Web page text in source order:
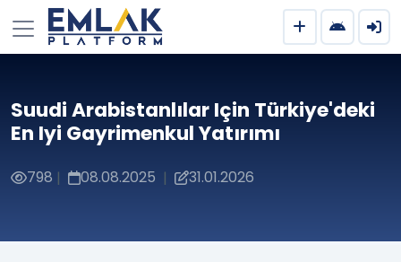
Suudi Arabistanlılar Için Türkiye'deki
En Iyi Gayrimenkul Yatırımı
798 | 08.08.2025 | 31.01.2026